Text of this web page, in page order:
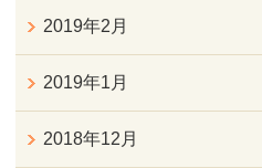
2019年2月
2019年1月
2018年12月